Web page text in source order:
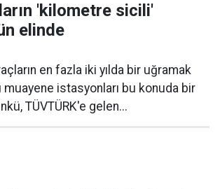
'kilometre sicili'
elinde
en fazla iki yılda bir uğramak
istasyonları bu konuda bir
TÜVTÜRK'e gelen...